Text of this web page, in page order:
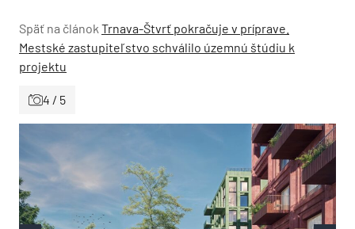
Späť na článok Trnava-Štvrť pokračuje v príprave.
Mestské zastupiteľstvo schválilo územnú štúdiu k
projektu
4 / 5